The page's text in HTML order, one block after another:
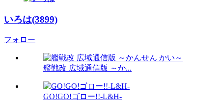
いろは(3899)
フォロー
艦戦改 広域通信版 ～か...
GO!GO!ゴロー!!-L&H-